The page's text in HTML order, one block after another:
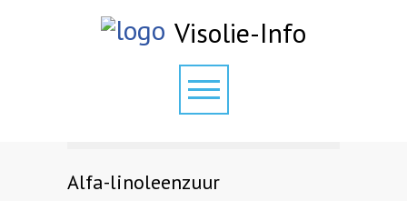
Visolie-Info
Alfa-linoleenzuur